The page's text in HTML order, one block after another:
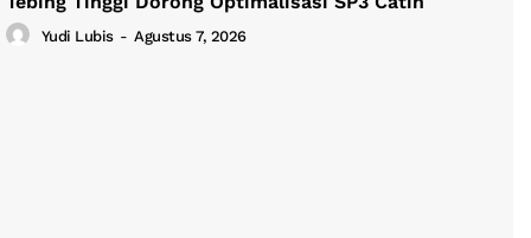
Yudi Lubis - Agustus 7, 2026